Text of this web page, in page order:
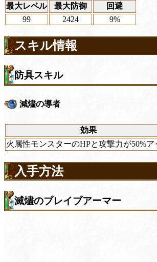
最大レベル
最大防御
回避
99
2424 9%
スキル情報
防具スキル
減燼の導者
効果
火属性モンスターのHPと攻撃力が50%ア
入手方法
滅燼のブレイブアーマー